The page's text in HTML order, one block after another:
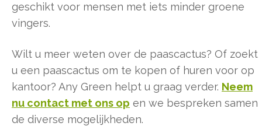
geschikt voor mensen met iets minder groene
vingers.
Wilt u meer weten over de paascactus? Of zoekt
u een paascactus om te kopen of huren voor op
kantoor? Any Green helpt u graag verder. Neem
nu contact met ons op en we bespreken samen
de diverse mogelijkheden.